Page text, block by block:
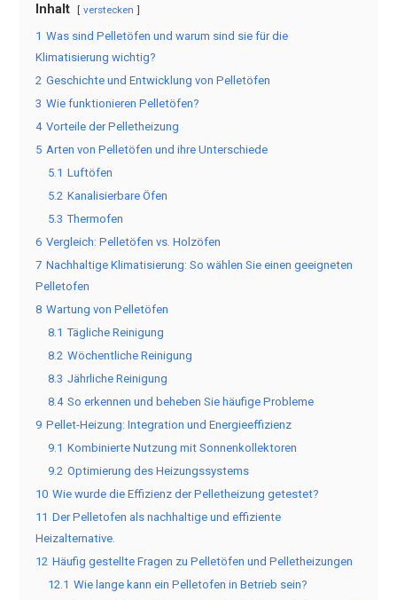
Inhalt verstecken
1 Was sind Pelletöfen und warum sind sie für die
Klimatisierung wichtig?
2 Geschichte und Entwicklung von Pelletöfen
3 Wie funktionieren Pelletöfen?
4 Vorteile der Pelletheizung
5 Arten von Pelletöfen und ihre Unterschiede
5.1 Luftöfen
5.2 Kanalisierbare Öfen
5.3 Thermofen
6 Vergleich: Pelletöfen vs. Holzöfen
7 Nachhaltige Klimatisierung: So wählen Sie einen geeigneten
Pelletofen
8 Wartung von Pelletöfen
8.1 Tägliche Reinigung
8.2 Wöchentliche Reinigung
8.3 Jährliche Reinigung
8.4 So erkennen und beheben Sie häufige Probleme
9 Pellet-Heizung: Integration und Energieeffizienz
9.1 Kombinierte Nutzung mit Sonnenkollektoren
9.2 Optimierung des Heizungssystems
10 Wie wurde die Effizienz der Pelletheizung getestet?
11 Der Pelletofen als nachhaltige und effiziente
Heizalternative.
12 Häufig gestellte Fragen zu Pelletöfen und Pelletheizungen
12.1 Wie lange kann ein Pelletofen in Betrieb sein?